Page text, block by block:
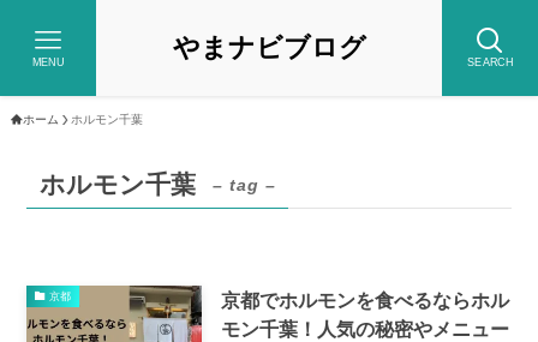
やまナビブログ SEARCH
MENU
ホーム ホルモン千葉
ホルモン千葉 – tag –
京都
京都でホルモンを食べるならホル
モン千葉！人気の秘密やメニュー